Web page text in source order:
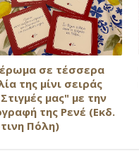
σε τέσσερα
της μίνι σειράς
μας" με την
της Ρενέ (Εκδ.
Πόλη)